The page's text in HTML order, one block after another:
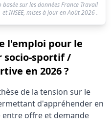
sur les données France Travail
et INSEE, mises à jour enAoût 2026.
l'emploi pour le
socio-sportif /
en 2026 ?
socio-sportif /
de la tension sur le
d'appréhender en
offre et demande